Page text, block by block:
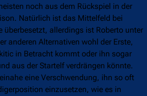
noch aus dem Rückspiel in der
Natürlich ist das Mittelfeld bei
überbesetzt, allerdings ist Roberto unter
anderen Alternativen wohl der Erste,
in Betracht kommt oder ihn sogar
aus der Startelf verdrängen könnte.
eine Verschwendung, ihn so oft
einzusetzen, wie es in